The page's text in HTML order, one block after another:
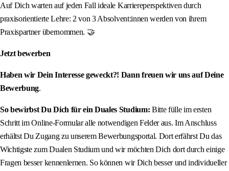
Auf Dich warten auf jeden Fall ideale Karriereperspektiven durch
praxisorientierte Lehre: 2 von 3 Absolvent:innen werden von ihrem
Praxispartner übernommen. 🤝
Jetzt bewerben
Haben wir Dein Interesse geweckt?! Dann freuen wir uns auf Deine
Bewerbung.
So bewirbst Du Dich für ein Duales Studium: Bitte fülle im ersten
Schritt im Online-Formular alle notwendigen Felder aus. Im Anschluss
erhältst Du Zugang zu unserem Bewerbungsportal. Dort erfährst Du das
Wichtigste zum Dualen Studium und wir möchten Dich dort durch einige
Fragen besser kennenlernen. So können wir Dich besser und individueller